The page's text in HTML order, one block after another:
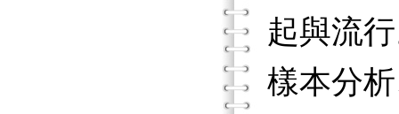
起與流
樣本分